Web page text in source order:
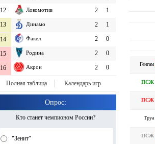
12
Локомотив 2
1
13
Динамо 2 1
14 Факел 2 0
15 Родина 2 0
16 Акрон 2 0
Полная таблица Календарь игр
Опрос:
Кто станет чемпионом России?
"Зенит"
Генгам
ПСЖ
ПСЖ
Труа
ПСЖ